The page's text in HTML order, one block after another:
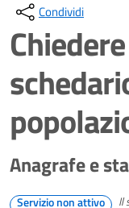
Condividi
Anagrafe e
Servizio non attivo Il